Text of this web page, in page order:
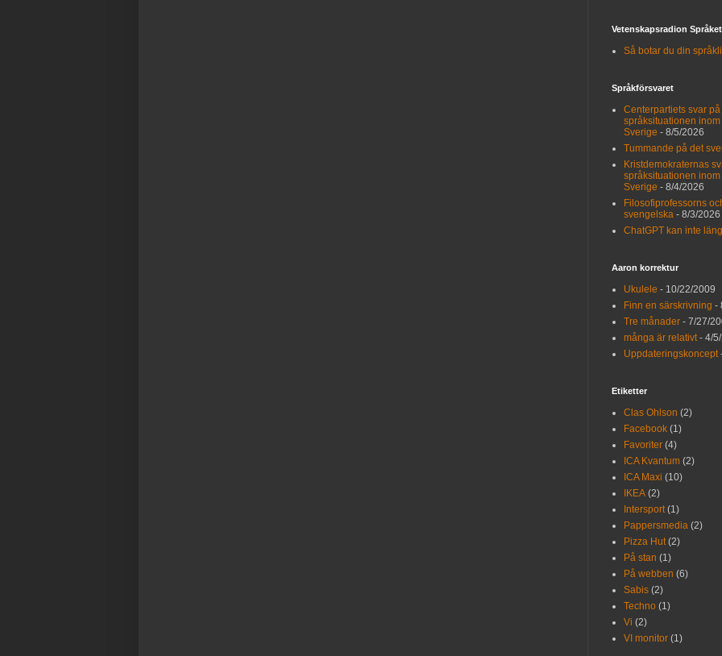
Vetenskapsradion Språket
Så botar du din
Språkförsvaret
Centerpartiets svar
språksituationen
Sverige - 8/5/2026
Tummande på det
Kristdemokraternas
språksituationen
Sverige - 8/4/2026
Filosofiprofessorns
svengelska - 8/3/2026
ChatGPT kan inte
Aaron korrektur
Ukulele - 10/22/2009
Finn en särskrivning -
Tre månader - 7/27/
många är relativt- 4/
Uppdateringskoncept
Etiketter
Clas Ohlson (2)
Facebook (1)
Favoriter (4)
ICA Kvantum (2)
ICA Maxi (10)
IKEA (2)
Intersport (1)
Pappersmedia (2)
Pizza Hut (2)
På stan (1)
På webben (6)
Sabis (2)
Techno (1)
Vi (2)
VI monitor (1)